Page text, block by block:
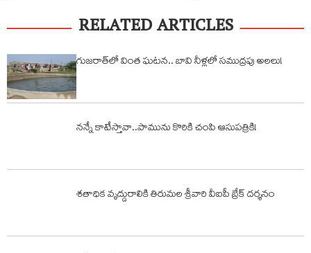
RELATED ARTICLES
గుజరాత్‌లో వింత ఘటన.. బావి నీళ్లలో సముద్రపు అలలు!
నన్నే కాటేస్తావా..పామును కొరికి చంపి ఆసుపత్రికి!
శతాధిక వృద్దురాలికి తిరుమల శ్రీవారి వీఐపీ బ్రేక్ దర్శనం